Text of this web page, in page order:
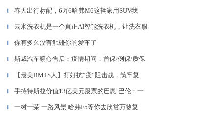
▎ 春天出行标配，6万6哈弗M6这辆家用SUV我
▎ 云米洗衣机是一个真正AI智能洗衣机，让洗衣服
▎ 你有多久没有触碰你的爱车了
▎ 斯威汽车暖心售后：疫情期间，首保/例保/质保
▎ 【最美BMTS人】打好抗“疫”阻击战，筑牢复
▎ 手持特斯拉价值13亿美元股票的巴恩·巴伦：一
▎ 一树一荣 一路风景 哈弗F5等你去欣赏万物复